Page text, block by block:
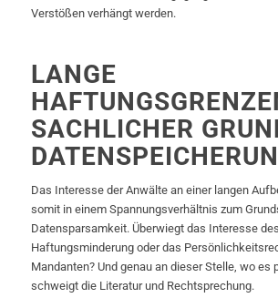
Verstößen verhängt werden.
LANGE
SACHLICHER
Das Interesse der Anwälte an einer langen
somit in einem Spannungsverhältnis zum
Datensparsamkeit. Überwiegt das Interesse
Haftungsminderung oder das
Mandanten? Und genau an dieser Stelle, wo es
schweigt die Literatur und Rechtsprechung.